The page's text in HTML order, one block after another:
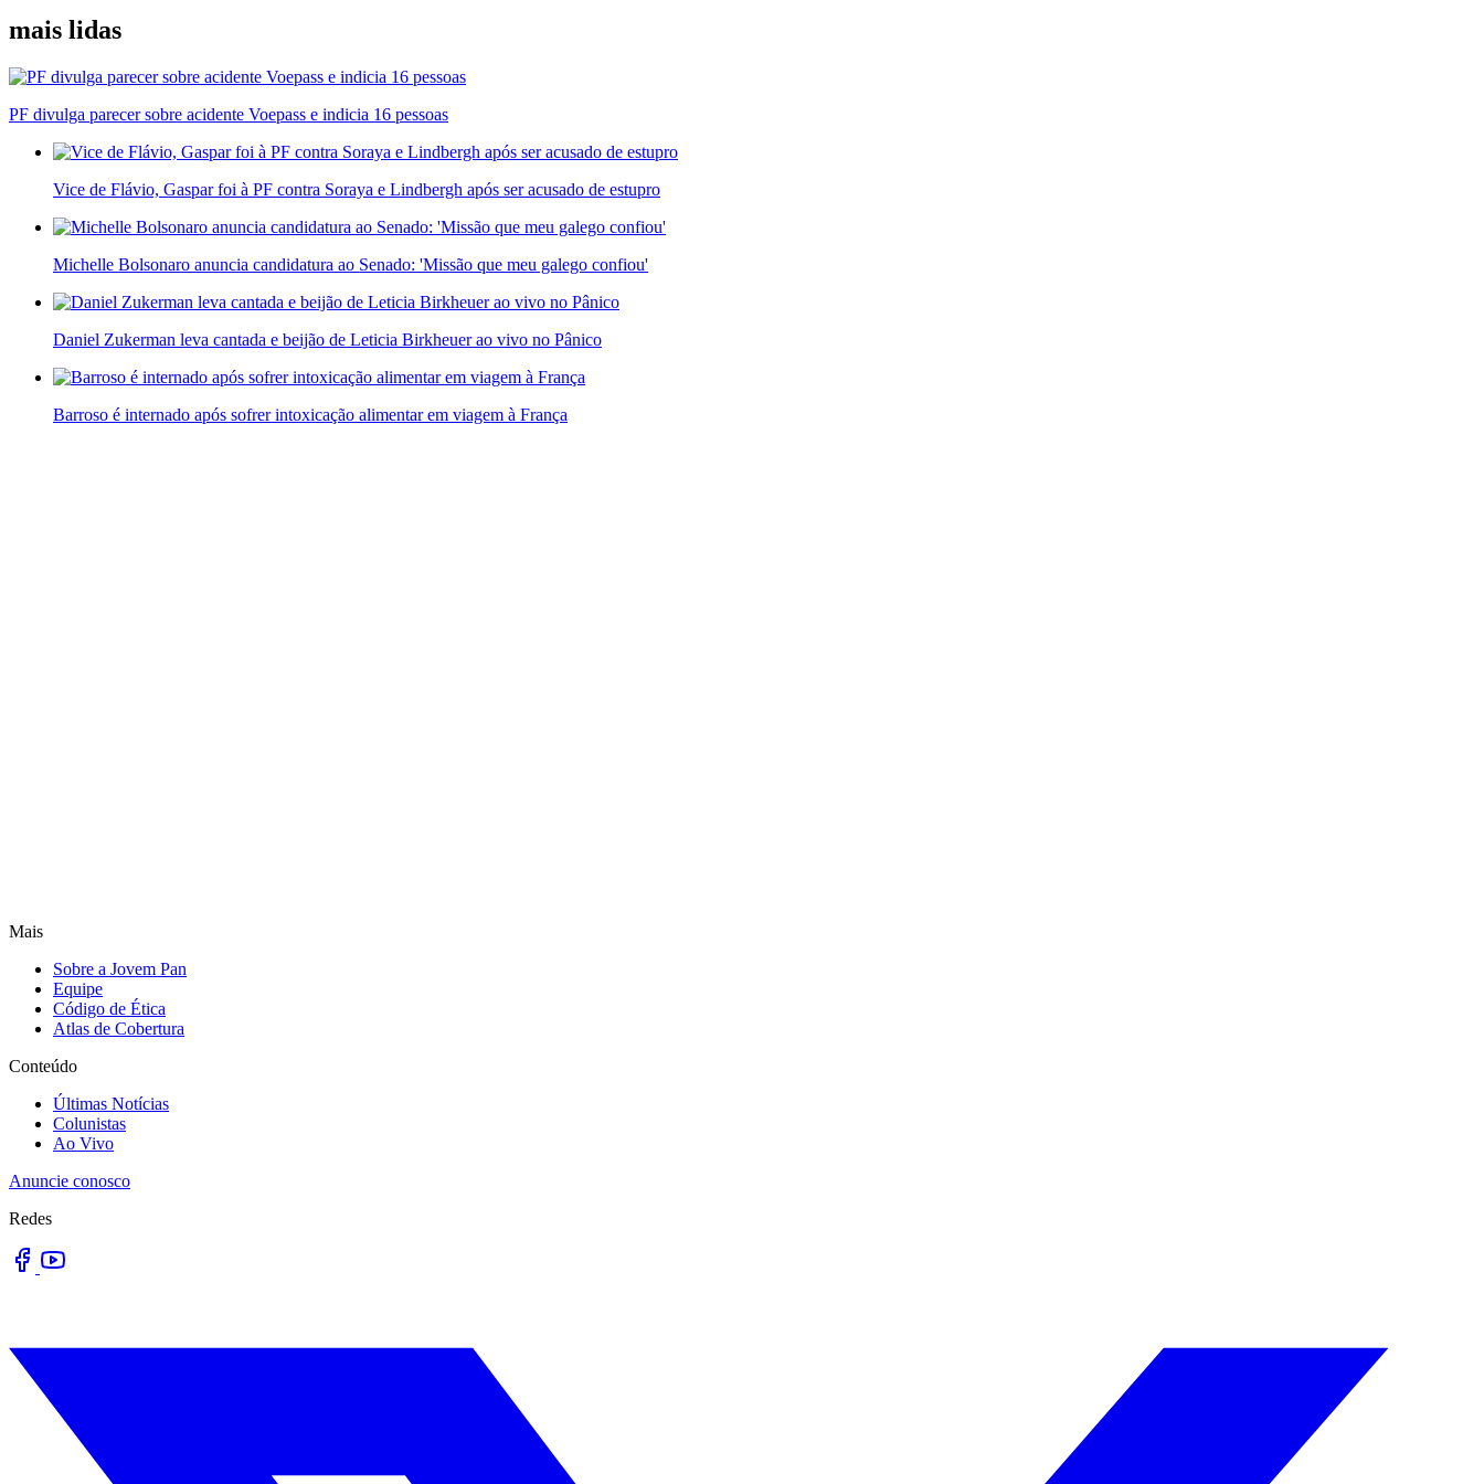
mais lidas
PF divulga parecer sobre acidente Voepass e indicia 16 pessoas
Vice de Flávio, Gaspar foi à PF contra Soraya e Lindbergh após ser acusado de estupro
Michelle Bolsonaro anuncia candidatura ao Senado: 'Missão que meu galego confiou'
Daniel Zukerman leva cantada e beijão de Leticia Birkheuer ao vivo no Pânico
Barroso é internado após sofrer intoxicação alimentar em viagem à França
Mais
Sobre a Jovem Pan
Equipe
Código de Ética
Atlas de Cobertura
Conteúdo
Últimas Notícias
Colunistas
Ao Vivo
Anuncie conosco
Redes